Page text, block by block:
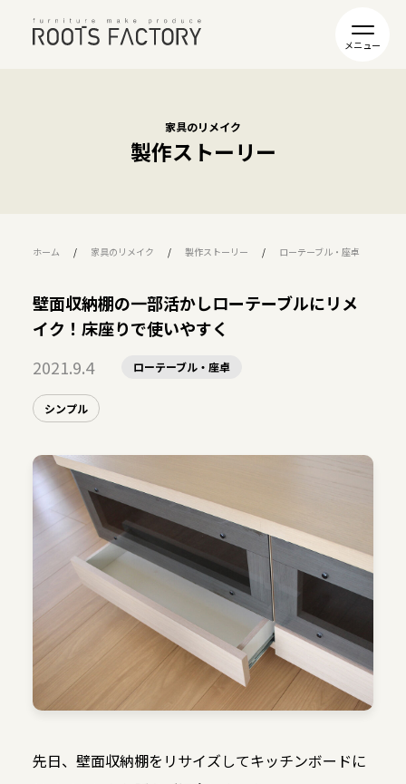
家具のリメイク
製作ストーリー
ホーム 家具のリメイク 製作ストーリー ローテーブル・座卓
壁面収納棚の一部活かしローテーブルにリメ
イク！床座りで使いやすく
2021.9.4
ローテーブル・座卓
シンプル
先日、壁面収納棚をリサイズしてキッチンボードに